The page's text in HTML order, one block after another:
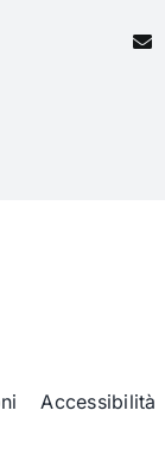
Accessibilità